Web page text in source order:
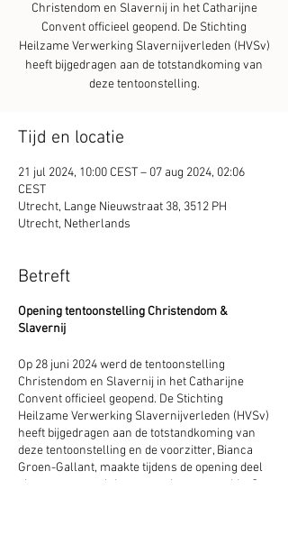
Christendom en Slavernij in het Catharijne
Convent officieel geopend. De Stichting
Heilzame Verwerking Slavernijverleden (HVSv)
heeft bijgedragen aan de totstandkoming van
deze tentoonstelling.
Tijd en locatie
21 jul 2024, 10:00 CEST – 07 aug 2024, 02:06
CEST
Utrecht, Lange Nieuwstraat 38, 3512 PH
Utrecht, Netherlands
Betreft
Opening tentoonstelling Christendom &
Slavernij
Op 28 juni 2024 werd de tentoonstelling
Christendom en Slavernij in het Catharijne
Convent officieel geopend. De Stichting
Heilzame Verwerking Slavernijverleden (HVSv)
heeft bijgedragen aan de totstandkoming van
deze tentoonstelling en de voorzitter, Bianca
Groen-Gallant, maakte tijdens de opening deel
uit van een panel dat vragen beantwoordde. Op